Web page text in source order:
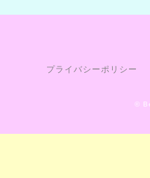
プライバシーポリシー
©